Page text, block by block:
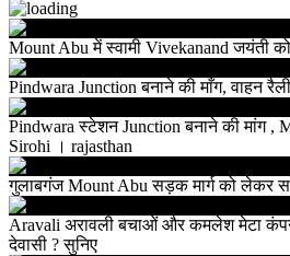
Mount Abu में स्वामी Vivekanand जयंती
Pindwara Junction बनाने की माँग, वाहन
Pindwara स्टेशन Junction बनाने की मांग ,
Sirohi । rajasthan
गुलाबगंज Mount Abu सड़क मार्ग को लेकर
Aravali अरावली बचाओं और कमलेश मेटा
देवासी ? सुनिए